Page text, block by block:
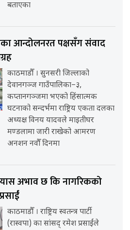
बताएका
आन्दोलनरत पक्षसँग संवाद
काठमाडौँ । सुनसरी जिल्लाको
देवानगञ्ज गाउँपालिका–३,
कप्तानगञ्जमा भएको हिंसात्मक
घटनाको सन्दर्भमा राष्ट्रिय एकता दलका
अध्यक्ष विनय यादवले माइतीघर
मण्डलामा जारी राखेको आमरण
अनशन नवौँ दिनमा
ग्यास अभाव छ कि नागरिकको
काठमाडौँ । राष्ट्रिय स्वतन्त्र पार्टी
(रास्वपा) का सांसद् रमेश प्रसाईंले